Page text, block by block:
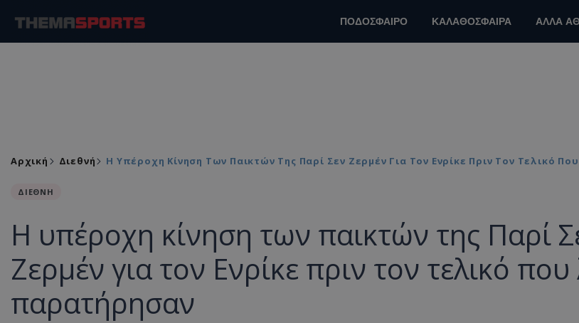
ΠΟΔΟΣΦΑΙΡΟ ΚΑΛΑΘΟΣΦΑΙΡΑ ΑΛΛΑ
Αρχική Διεθνή Η Υπέροχη Κίνηση Των Παικτών Της Παρί Σεν Ζερμέν Για Τον Ενρίκε Πριν Τον Τελικό
ΔΙΕΘΝΗ
Η υπέροχη κίνηση των παικτών της Παρί
Ζερμέν για τον Ενρίκε πριν τον τελικό που
παρατήρησαν